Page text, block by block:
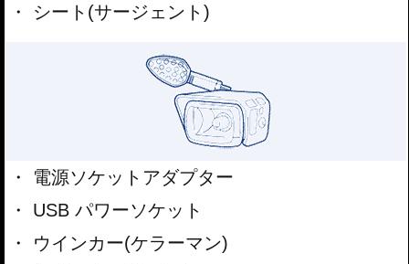
シート(サージェント)
電源ソケットアダプター
USB パワーソケット
ウインカー(ケラーマン)